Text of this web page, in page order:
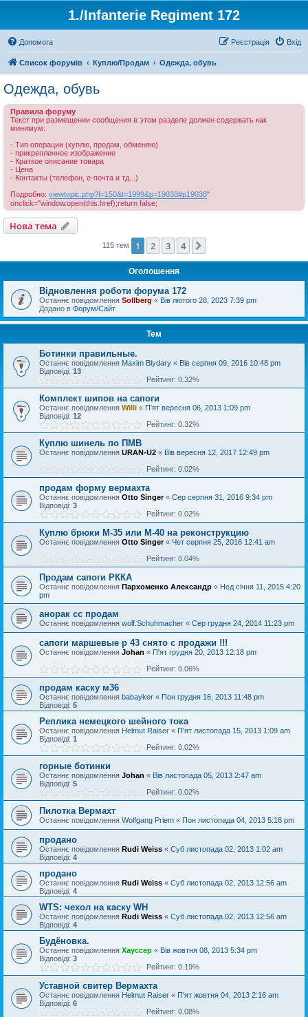
1./Infanterie Regiment 172
Допомога Вхід
Реєстрація
Список форумів Куплю/Продам Одежда, обувь
Одежда, обувь
Правила форуму
Текст при размещении сообщения в этом разделе должен содержать как
минимум:
- Тип операции (куплю, продам, обменяю)
- прикрепленное изображение
- Краткое описание товара
- Цена
- Контакты (телефон, е-почта и тд...)
Подробно: viewtopic.php?f=150&t=1999&p=19038#p19038"
onclick="window.open(this.href);return false;
Нова тема
115 тем 1 2 3 4
Оголошення
Відновлення роботи форума 172
Останнє повідомлення Sollberg « Вів лютого 28, 2023 7:39 pm
Додано в Форум/Сайт
Тем
Ботинки правильные.
Останнє повідомлення Maxim Blydary « Вів серпня 09, 2016 10:48 pm
Відповіді: 13
Рейтинг: 0.32%
Комплект шипов на сапоги
Останнє повідомлення Willi « П'ят вересня 06, 2013 1:09 pm
Відповіді: 12
Рейтинг: 0.32%
Куплю шинель по ПМВ
Останнє повідомлення URAN-U2 « Вів вересня 12, 2017 12:49 pm
Рейтинг: 0.02%
продам форму вермахта
Останнє повідомлення Otto Singer« Сер серпня 31, 2016 9:34 pm
Відповіді: 3
Рейтинг: 0.02%
Куплю брюки М-35 или М-40 на реконструкцию
Останнє повідомлення Otto Singer« Чет серпня 25, 2016 12:41 am
Рейтинг: 0.04%
Продам сапоги РККА
Останнє повідомлення Пархоменко Александр « Нед січня 11, 2015 4:20
pm
анорак сс продам
Останнє повідомлення wolf.Schuhmacher « Сер грудня 24, 2014 11:23 pm
сапоги маршевые р 43 снято с продажи !!!
Останнє повідомлення Johan « П'ят грудня 20, 2013 12:18 pm
Рейтинг: 0.06%
продам каску м36
Останнє повідомлення babayker « Пон грудня 16, 2013 11:48 pm
Відповіді: 5
Реплика немецкого шейного тока
Останнє повідомлення Helmut Raiser « П'ят листопада 15, 2013 1:09 am
Відповіді: 1
Рейтинг: 0.02%
горные ботинки
Останнє повідомлення Johan « Вів листопада 05, 2013 2:47 am
Відповіді: 5
Рейтинг: 0.02%
Пилотка Вермахт
Останнє повідомлення Wolfgang Priem « Пон листопада 04, 2013 5:18 pm
продано
Останнє повідомлення Rudi Weiss « Суб листопада 02, 2013 1:02 am
Відповіді: 4
продано
Останнє повідомлення Rudi Weiss « Суб листопада 02, 2013 12:56 am
Відповіді: 4
WTS: чехол на каску WH
Останнє повідомлення Rudi Weiss « Суб листопада 02, 2013 12:56 am
Відповіді: 4
Будёновка.
Останнє повідомлення Хауссер « Вів жовтня 08, 2013 5:34 pm
Відповіді: 3
Рейтинг: 0.19%
Уставной свитер Вермахта
Останнє повідомлення Helmut Raiser « П'ят жовтня 04, 2013 2:16 am
Відповіді: 6
Рейтинг: 0.08%